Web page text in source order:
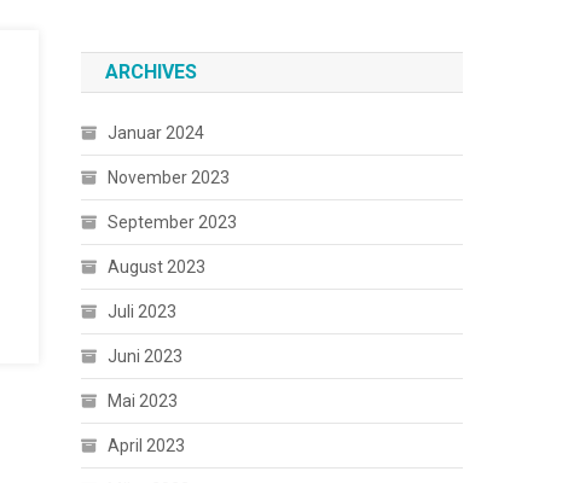
ARCHIVES
Januar 2024
November 2023
September 2023
August 2023
Juli 2023
Juni 2023
Mai 2023
April 2023